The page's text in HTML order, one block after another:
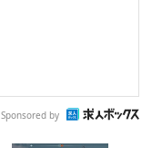
Sponsored by